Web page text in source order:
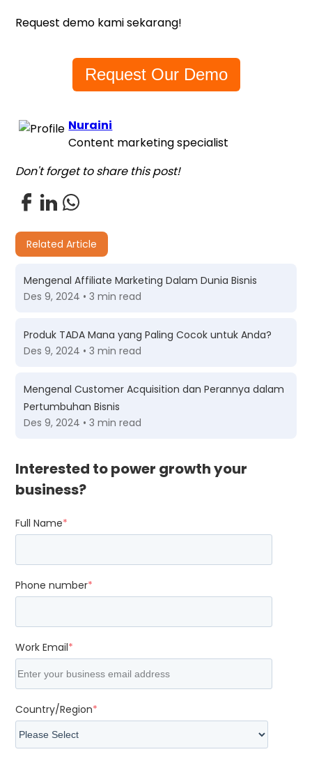
Request demo kami sekarang!
Request Our Demo
Nuraini
Content marketing specialist
Don't forget to share this post!
Related Article
Mengenal Affiliate Marketing Dalam Dunia Bisnis
Des 9, 2024 • 3 min read
Produk TADA Mana yang Paling Cocok untuk Anda?
Des 9, 2024 • 3 min read
Mengenal Customer Acquisition dan Perannya dalam
Pertumbuhan Bisnis
Des 9, 2024 • 3 min read
Interested to power growth your
business?
Full Name*
Phone number*
Work Email*
Country/Region*